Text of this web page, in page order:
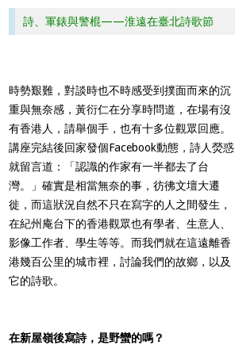
詩、軍錶與警棍——淮遠在臺北詩歌節
時勢艱難，對談時也不時感受到撲面而來的沉
重與無奈感，黃衍仁在分享時問道，在場有沒
有香港人，請舉個手，也有十多位觀眾回應。
講座完結後回家發個Facebook動態，詩人熒惑
就留言道：「認識的作家有一半都去了台
灣。」確實是相當無奈的事，彷彿文壇大遷
徙，而這狀況自然不只在寫字的人之間發生，
在紀州庵台下的香港觀眾也有學者、生意人、
影像工作者、學生等等。而我們就在這遠離香
港幾百公里的城市裡，討論我們的故鄉，以及
它的詩歌。
在新屋嶺後寫詩，是野蠻的嗎？